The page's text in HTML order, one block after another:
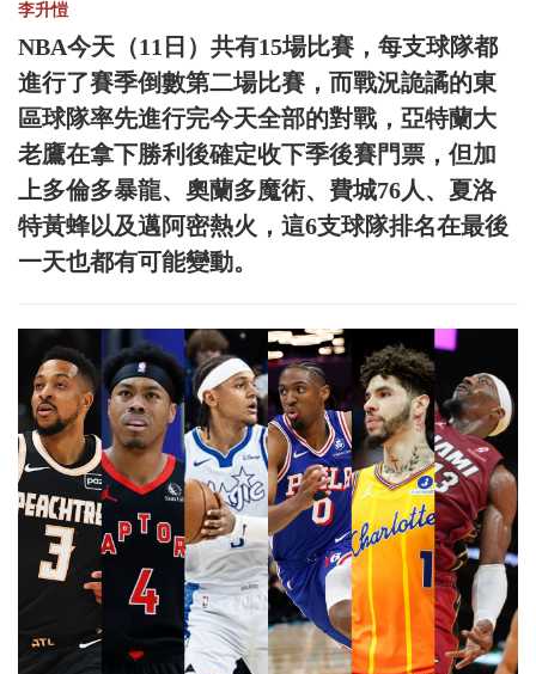
李升愷
NBA今天（11日）共有15場比賽，每支球隊都
進行了賽季倒數第二場比賽，而戰況詭譎的東
區球隊率先進行完今天全部的對戰，亞特蘭大
老鷹在拿下勝利後確定收下季後賽門票，但加
上多倫多暴龍、奧蘭多魔術、費城76人、夏洛
特黃蜂以及邁阿密熱火，這6支球隊排名在最後
一天也都有可能變動。